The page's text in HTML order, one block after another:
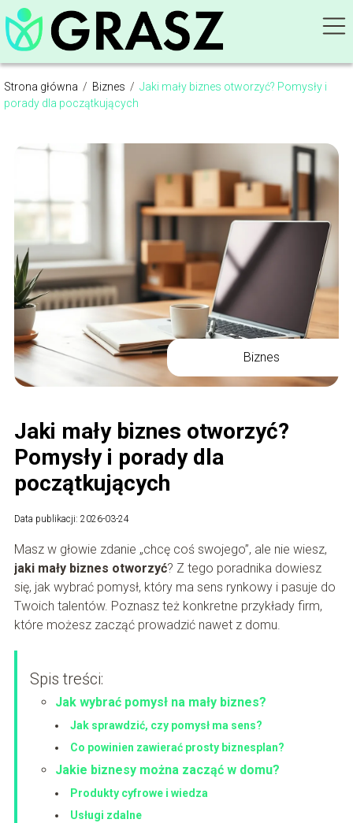
Strona główna / Biznes / Jaki mały biznes otworzyć? Pomysły i
porady dla początkujących
Biznes
Jaki mały biznes otworzyć?
Pomysły i porady dla
początkujących
Data publikacji: 2026-03-24
Masz w głowie zdanie „chcę coś swojego”, ale nie wiesz,
jaki mały biznes otworzyć? Z tego poradnika dowiesz
się, jak wybrać pomysł, który ma sens rynkowy i pasuje do
Twoich talentów. Poznasz też konkretne przykłady firm,
które możesz zacząć prowadzić nawet z domu.
Spis treści:
Jak wybrać pomysł na mały biznes?
Jak sprawdzić, czy pomysł ma sens?
Co powinien zawierać prosty biznesplan?
Jakie biznesy można zacząć w domu?
Produkty cyfrowe i wiedza
Usługi zdalne